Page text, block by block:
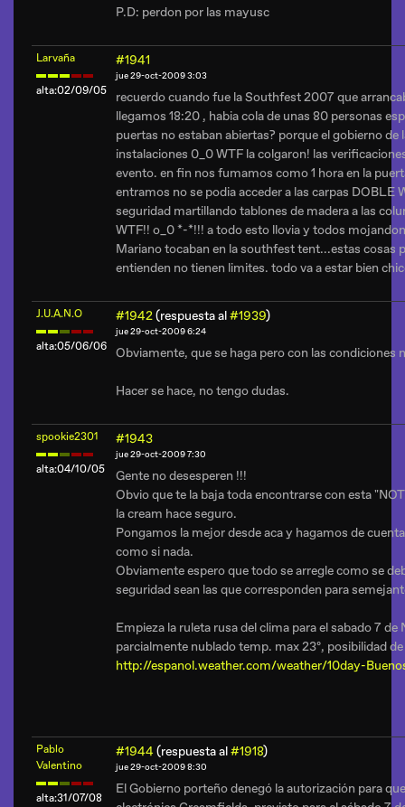
P.D: perdon por las mayusc
Larvaña
alta:02/09/05
#1941
jue 29-oct-2009 3:03
recuerdo cuando fue la Southfest 2007 que
llegamos 18:20 , habia cola de unas 80 personas
puertas no estaban abiertas? porque el gobierno
instalaciones 0_0 WTF la colgaron! las
evento. en fin nos fumamos como 1 hora en la
entramos no se podia acceder a las carpas DOBLE
seguridad martillando tablones de madera a las
WTF!! o_0 *-*!!! a todo esto llovia y todos
Mariano tocaban en la southfest tent...estas cosas
entienden no tienen limites. todo va a estar bien
J.U.A.N.O
alta:05/06/06
#1942(respuesta al#1939)
jue 29-oct-2009 6:24
Obviamente, que se haga pero con las condiciones
Hacer se hace, no tengo dudas.
spookie2301
alta:04/10/05
#1943
jue 29-oct-2009 7:30
Gente no desesperen !!!
Obvio que te la baja toda encontrarse con esta
la cream hace seguro.
Pongamos la mejor desde aca y hagamos de
como si nada.
Obviamente espero que todo se arregle como se
seguridad sean las que corresponden para
Empieza la ruleta rusa del clima para el sabado 7 de
parcialmente nublado temp. max 23º, posibilidad
http://espanol.weather.com/weather/10day-
Pablo
Valentino
alta:31/07/08
#1944(respuesta al#1918)
jue 29-oct-2009 8:30
El Gobierno porteño denegó la autorización para